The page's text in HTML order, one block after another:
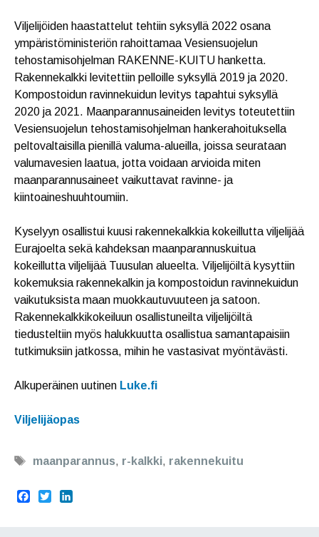
Viljelijöiden haastattelut tehtiin syksyllä 2022 osana
ympäristöministeriön rahoittamaa Vesiensuojelun
tehostamisohjelman RAKENNE-KUITU hanketta.
Rakennekalkki levitettiin pelloille syksyllä 2019 ja 2020.
Kompostoidun ravinnekuidun levitys tapahtui syksyllä
2020 ja 2021. Maanparannusaineiden levitys toteutettiin
Vesiensuojelun tehostamisohjelman hankerahoituksella
peltovaltaisilla pienillä valuma-alueilla, joissa seurataan
valumavesien laatua, jotta voidaan arvioida miten
maanparannusaineet vaikuttavat ravinne- ja
kiintoaineshuuhtoumiin.
Kyselyyn osallistui kuusi rakennekalkkia kokeillutta viljelijää
Eurajoelta sekä kahdeksan maanparannuskuitua
kokeillutta viljelijää Tuusulan alueelta. Viljelijöiltä kysyttiin
kokemuksia rakennekalkin ja kompostoidun ravinnekuidun
vaikutuksista maan muokkautuvuuteen ja satoon.
Rakennekalkkikokeiluun osallistuneilta viljelijöiltä
tiedusteltiin myös halukkuutta osallistua samantapaisiin
tutkimuksiin jatkossa, mihin he vastasivat myöntävästi.
Alkuperäinen uutinen Luke.fi
Viljelijäopas
Avainsanat
maanparannus, r-kalkki, rakennekuitu